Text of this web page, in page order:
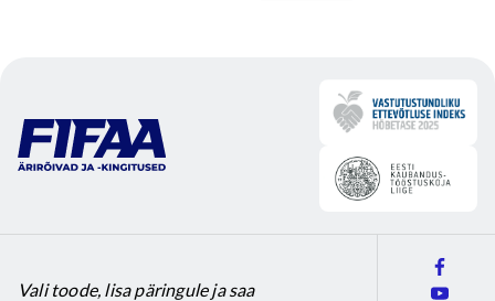
Vali toode, lisa päringule ja saa